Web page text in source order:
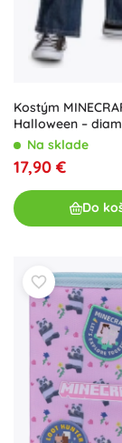
Kostým
Halloween –
krompáč a maska
Na sklade
17,90 €
Do